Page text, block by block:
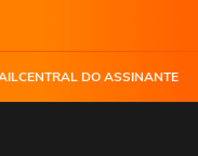
CENTRAL DO ASSINANTE